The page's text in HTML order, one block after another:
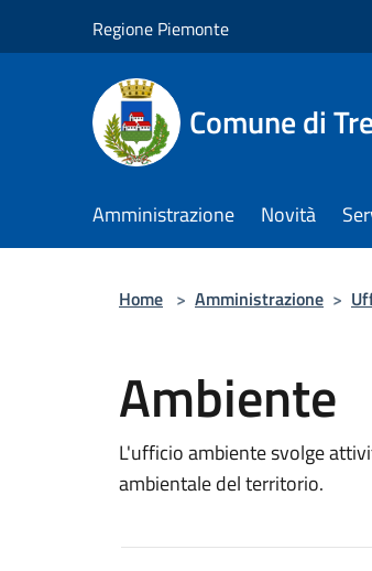
Regione Piemonte
Comune di
Amministrazione Novità
Home > Amministrazione >
Ambiente
L'ufficio ambiente svolge
ambientale del territorio.